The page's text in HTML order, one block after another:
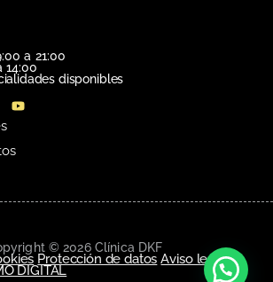
a 21:00
14:00
disponibles
© 2026 Clínica DKF
Protección de datos Aviso legal
DIGITAL